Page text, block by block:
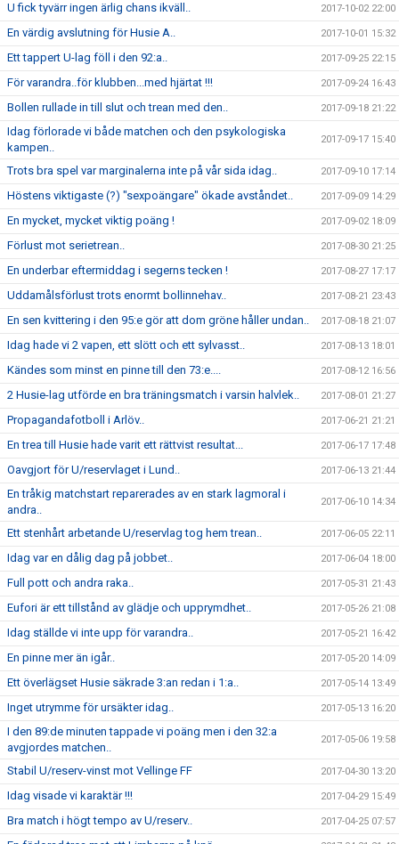
U fick tyvärr ingen ärlig chans ikväll.. 2017-10-02 22:00
En värdig avslutning för Husie A.. 2017-10-01 15:32
Ett tappert U-lag föll i den 92:a.. 2017-09-25 22:15
För varandra..för klubben...med hjärtat !!! 2017-09-24 16:43
Bollen rullade in till slut och trean med den.. 2017-09-18 21:22
Idag förlorade vi både matchen och den psykologiska
kampen..
2017-09-17 15:40
Trots bra spel var marginalerna inte på vår sida idag.. 2017-09-10 17:14
Höstens viktigaste (?) "sexpoängare" ökade avståndet.. 2017-09-09 14:29
En mycket, mycket viktig poäng ! 2017-09-02 18:09
Förlust mot serietrean.. 2017-08-30 21:25
En underbar eftermiddag i segerns tecken ! 2017-08-27 17:17
Uddamålsförlust trots enormt bollinnehav.. 2017-08-21 23:43
En sen kvittering i den 95:e gör att dom gröne håller undan.. 2017-08-18 21:07
Idag hade vi 2 vapen, ett slött och ett sylvasst.. 2017-08-13 18:01
Kändes som minst en pinne till den 73:e.... 2017-08-12 16:56
2 Husie-lag utförde en bra träningsmatch i varsin halvlek.. 2017-08-01 21:27
Propagandafotboll i Arlöv.. 2017-06-21 21:21
En trea till Husie hade varit ett rättvist resultat... 2017-06-17 17:48
Oavgjort för U/reservlaget i Lund.. 2017-06-13 21:44
En tråkig matchstart reparerades av en stark lagmoral i
andra..
2017-06-10 14:34
Ett stenhårt arbetande U/reservlag tog hem trean.. 2017-06-05 22:11
Idag var en dålig dag på jobbet.. 2017-06-04 18:00
Full pott och andra raka.. 2017-05-31 21:43
Eufori är ett tillstånd av glädje och upprymdhet.. 2017-05-26 21:08
Idag ställde vi inte upp för varandra.. 2017-05-21 16:42
En pinne mer än igår.. 2017-05-20 14:09
Ett överlägset Husie säkrade 3:an redan i 1:a.. 2017-05-14 13:49
Inget utrymme för ursäkter idag.. 2017-05-13 16:20
I den 89:de minuten tappade vi poäng men i den 32:a
avgjordes matchen..
2017-05-06 19:58
Stabil U/reserv-vinst mot Vellinge FF 2017-04-30 13:20
Idag visade vi karaktär !!! 2017-04-29 15:49
Bra match i högt tempo av U/reserv.. 2017-04-25 07:57